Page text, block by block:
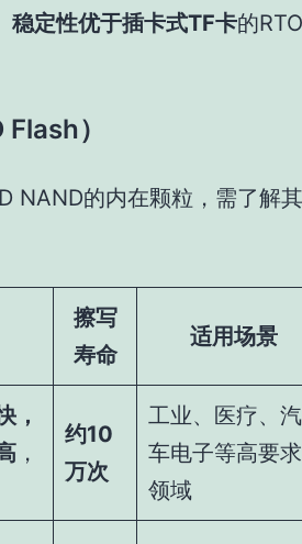
稳定性优于插卡式TF卡的
）
NAND的内在颗粒，需了解
擦写
寿命
适用场景
，
，
约10
万次
工业、医疗、汽
车电子等高要求
领域